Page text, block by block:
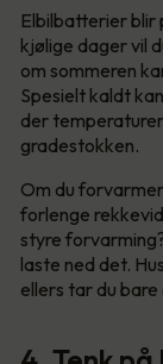
Elbilbatterier
kjølige dager vil
om sommeren
Spesielt kaldt
der
gradestokken.
Om du
forlenge
styre
laste ned det.
ellers tar du